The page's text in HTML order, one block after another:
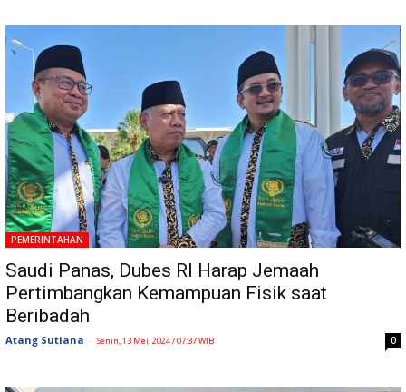
PEMERINTAHAN
Saudi Panas, Dubes RI Harap Jemaah
Pertimbangkan Kemampuan Fisik saat
Beribadah
Atang Sutiana - Senin, 13 Mei, 2024 / 07:37 WIB 0